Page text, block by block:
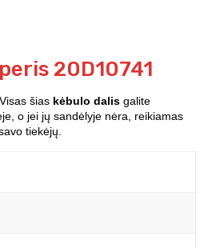
20D10741
. Visas šias kėbulo dalis galite
o jei jų sandėlyje nėra, reikiamas
tiekėjų.